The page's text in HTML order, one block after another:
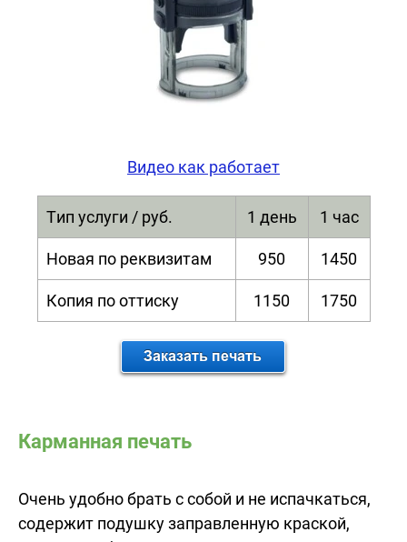
Видео как работает
Тип услуги / руб. 1 день 1 час
Новая по реквизитам 950 1450
Копия по оттиску 1150 1750
Карманная печать
Очень удобно брать с собой и не испачкаться,
содержит подушку заправленную краской,